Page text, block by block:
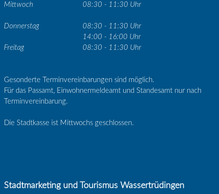
Mittwoch 08:30 - 11:30 Uhr
Donnerstag
08:30 - 11:30 Uhr
14:00 - 16:00 Uhr
Freitag
08:30 - 11:30 Uhr
Gesonderte Terminvereinbarungen sind möglich.
Für das Passamt, Einwohnermeldeamt und Standesamt nur nach
Terminvereinbarung.
Die Stadtkasse ist Mittwochs geschlossen.
Stadtmarketing und Tourismus Wassertrüdingen